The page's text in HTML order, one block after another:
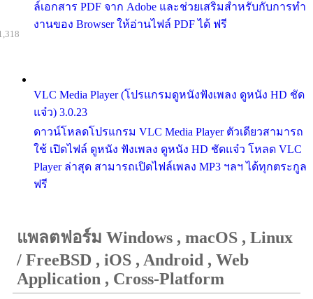
ล์เอกสาร PDF จาก Adobe และช่วยเสริมสำหรับกับการทำ
งานของ Browser ให้อ่านไฟล์ PDF ได้ ฟรี
VLC Media Player (โปรแกรมดูหนังฟังเพลง ดูหนัง HD ชัด
แจ๋ว) 3.0.23
ดาวน์โหลดโปรแกรม VLC Media Player ตัวเดียวสามารถ
ใช้ เปิดไฟล์ ดูหนัง ฟังเพลง ดูหนัง HD ชัดแจ๋ว โหลด VLC
Player ล่าสุด สามารถเปิดไฟล์เพลง MP3 ฯลฯ ได้ทุกตระกูล
ฟรี
แพลตฟอร์ม Windows , macOS , Linux
/ FreeBSD , iOS , Android , Web
Application , Cross-Platform